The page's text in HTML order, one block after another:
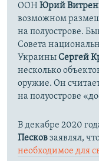
ООН Юрий
возможном
на полуострове.
Совета
УкраиныСергей
несколько
оружие. Он
на полуострове
В декабре 2020
Песковзаявлял,
необходимое для